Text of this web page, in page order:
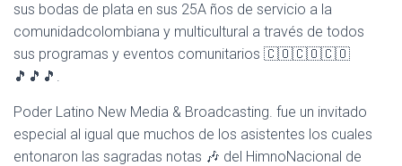
N
sus bodas de plata en sus 25A ños de servicio a la
comunidadcolombiana y multicultural a través de todos
sus programas y eventos comunitarios 🇨🇴🇨🇴🇨🇴
🎵🎵🎵.
Poder Latino New Media & Broadcasting. fue un invitado
especial al igual que muchos de los asistentes los cuales
entonaron las sagradas notas 🎶 del HimnoNacional de